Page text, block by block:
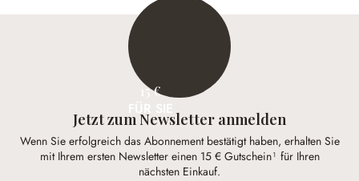
15 €
Jetzt zum Newsletter anmelden
Wenn Sie erfolgreich das Abonnement bestätigt haben, erhalten Sie
mit Ihrem ersten Newsletter einen 15 € Gutschein¹ für Ihren
nächsten Einkauf.